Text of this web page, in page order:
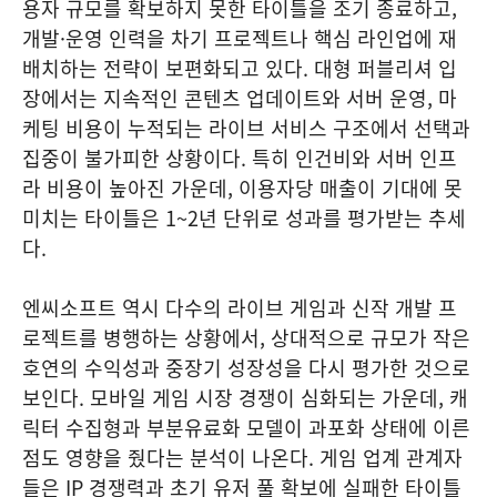
용자 규모를 확보하지 못한 타이틀을 조기 종료하고,
개발·운영 인력을 차기 프로젝트나 핵심 라인업에 재
배치하는 전략이 보편화되고 있다. 대형 퍼블리셔 입
장에서는 지속적인 콘텐츠 업데이트와 서버 운영, 마
케팅 비용이 누적되는 라이브 서비스 구조에서 선택과
집중이 불가피한 상황이다. 특히 인건비와 서버 인프
라 비용이 높아진 가운데, 이용자당 매출이 기대에 못
미치는 타이틀은 1~2년 단위로 성과를 평가받는 추세
다.
엔씨소프트 역시 다수의 라이브 게임과 신작 개발 프
로젝트를 병행하는 상황에서, 상대적으로 규모가 작은
호연의 수익성과 중장기 성장성을 다시 평가한 것으로
보인다. 모바일 게임 시장 경쟁이 심화되는 가운데, 캐
릭터 수집형과 부분유료화 모델이 과포화 상태에 이른
점도 영향을 줬다는 분석이 나온다. 게임 업계 관계자
들은 IP 경쟁력과 초기 유저 풀 확보에 실패한 타이틀